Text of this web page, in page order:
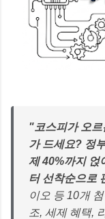
"코스피가 오르
가 드세요? 정
제 40%까지 얹
터 선착순으로
이오 등 10개
조, 세제 혜택,